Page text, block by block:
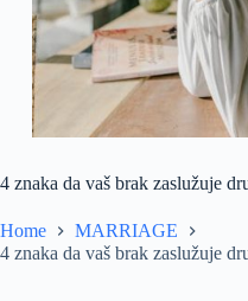
4 znaka da vaš brak zaslužuje
Home
MARRIAGE
4 znaka da vaš brak zaslužuje